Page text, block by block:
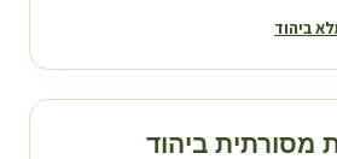
ביהוד
מסורתית ביהוד